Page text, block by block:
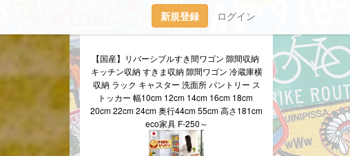
新規登録 ログイン
【国産】リバーシブルすき間ワゴン 隙間収納
キッチン収納 すきま収納 隙間ワゴン 冷蔵庫横
収納 ラック キャスター 洗面所 パントリー ス
トッカー 幅10cm 12cm 14cm 16cm 18cm
20cm 22cm 24cm 奥行44cm 55cm 高さ181cm
eco家具 F-250～